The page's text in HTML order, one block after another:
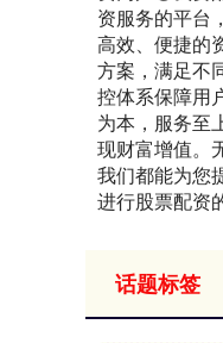
资服务的平台
高效、便捷的
方案，满足不
控体系保障用
为本，服务至
现财富增值。
我们都能为您
进行股票配资
话题标签